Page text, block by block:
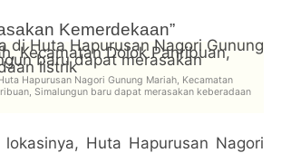
Kemerdekaan”
Hapurusan Nagori Gunung Mariah, Kecamatan
Simalungun baru dapat merasakan keberadaan
Huta Hapurusan Nagori